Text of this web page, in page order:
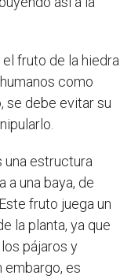
fruto de la hiedra
como
se debe evitar su
una estructura
a una baya, de
fruto juega un
la planta, ya que
pájaros y
embargo, es